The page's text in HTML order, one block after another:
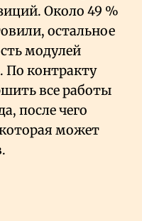
Около 49 %
остальное
модулей
По контракту
все работы
после чего
может